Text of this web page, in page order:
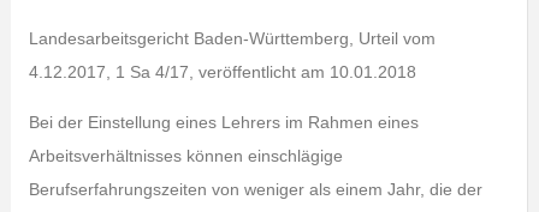
Landesarbeitsgericht Baden-Württemberg, Urteil vom
4.12.2017, 1 Sa 4/17, veröffentlicht am 10.01.2018
Bei der Einstellung eines Lehrers im Rahmen eines
Arbeitsverhältnisses können einschlägige
Berufserfahrungszeiten von weniger als einem Jahr, die der